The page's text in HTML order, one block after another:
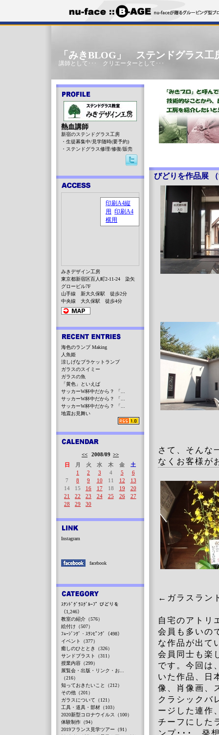
「みきBLOG」 ステンドグラス工
講師として･･･ クリエーターとして･･･
びどりを作品展
さて、そんな
なくお客様が
←ガラスラン
自宅のアトリ
会員も多いの
な作品が出て
会員同士も楽
です。今回は
いた作品、日
像、肖像画、
クラシックバ
ージした連作
チーフにした
熱血講師
新宿のステンドグラス工房
・生徒募集中/見学随時(要予約)
・ステンドグラス修理/修復/販売
みきデザイン工房
東京都新宿区百人町2-11-24 染矢
グロービル7F
山手線 新大久保駅 徒歩2分
中央線 大久保駅 徒歩4分
海色のランプ Making
人魚姫
涼しげなブラケットランプ
ガラスのスイミー
ガラスの魚
「黄色」といえば
サッカーW杯中だから？ 「...
サッカーW杯中だから？ 「...
サッカーW杯中だから？ 「...
地震お見舞い
<< 2008/09 >>
日
月 火 水 木 金
土
1
2 3 4 5
6
7
8 9 10 11 12
13
14
15 16 17 18 19
20
21
22 23 24 25 26
27
28
29 30
Instagram
facebook
ｽﾃﾝﾄﾞｸﾞﾗｽｸﾞﾙｰﾌﾟ びどりを
（1,246）
教室の紹介（576）
絵付け（507）
ﾌｭｰｼﾞﾝｸﾞ・ｽﾗﾝﾋﾟﾝｸﾞ（498）
イベント（377）
癒しのひととき（326）
サンドブラスト（311）
授業内容（299）
展覧会・出版・リンク・お...
（216）
知っておきたいこと（212）
その他（201）
ガラスについて（121）
工具・道具・部材（103）
2020新型コロナウイルス（100）
体験制作（94）
2019フランス見学ツアー（91）